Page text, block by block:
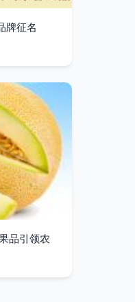
牌征名
品引领农